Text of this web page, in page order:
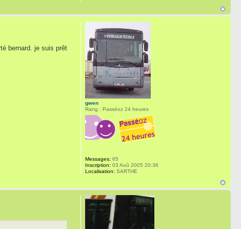
bernard. je suis prêt
gwen
Rang : Passéoz 24 heures
Messages: 65
Inscription: 03 Aoû 2005 20:36
Localisation: SARTHE